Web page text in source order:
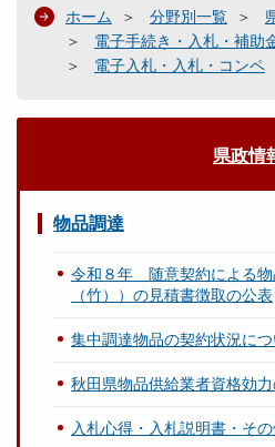
ホーム 分野別一覧
電子手続き・入札・補助
電子入札・入札・コンペ
県政情
物品調達
令和８年 随意契約による物
（竹））の見積書徴取の公表
集中調達物品の契約状況に
秋田県物品供給業者資格効
入札心得・入札説明書・そ